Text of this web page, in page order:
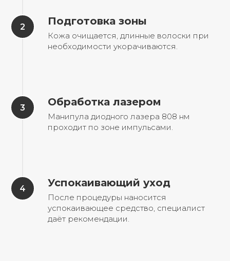
Подготовка зоны
Кожа очищается, длинные волоски при
необходимости укорачиваются.
Обработка лазером
Манипула диодного лазера 808 нм
проходит по зоне импульсами.
Успокаивающий уход
После процедуры наносится
успокаивающее средство, специалист
даёт рекомендации.